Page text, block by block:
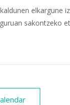
elkargune
sakontzeko